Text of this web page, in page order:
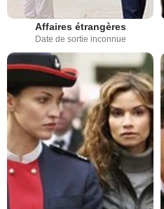
Affaires étrangères
Date de sortie inconnue